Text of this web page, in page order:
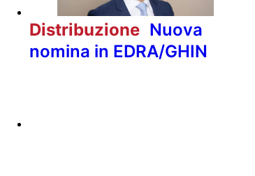
Distribuzione Nuova
nomina in EDRA/GHIN